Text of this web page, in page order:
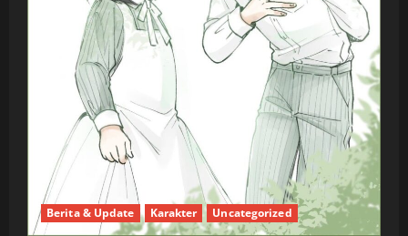
Berita & Update Karakter Uncategorized